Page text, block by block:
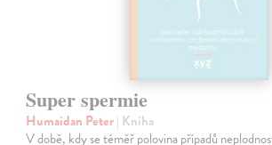
Super spermie
Humaidan Peter| Kniha
V době, kdy se téměř polovina případů